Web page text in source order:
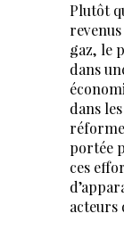
Plutôt
gaz, le
dans
dans
portée
ces
acteurs